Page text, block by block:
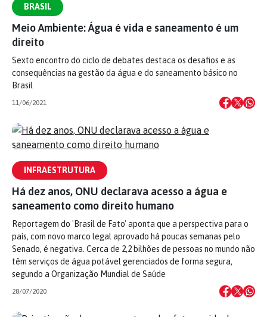
BRASIL
Meio Ambiente: Água é vida e saneamento é um
direito
Sexto encontro do ciclo de debates destaca os desafios e as
consequências na gestão da água e do saneamento básico no
Brasil
11/06/2021
INFRAESTRUTURA
Há dez anos, ONU declarava acesso a água e
saneamento como direito humano
Reportagem do 'Brasil de Fato' aponta que a perspectiva para o
país, com novo marco legal aprovado há poucas semanas pelo
Senado, é negativa. Cerca de 2,2 bilhões de pessoas no mundo não
têm serviços de água potável gerenciados de forma segura,
segundo a Organização Mundial de Saúde
28/07/2020